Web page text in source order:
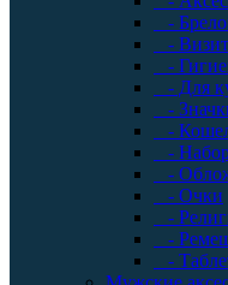
-
-
-
- Для
-
-
-
-
- Очки
-
-
-